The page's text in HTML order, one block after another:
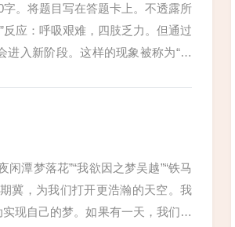
。将题目写在答题卡上。不透露所
应：呼吸艰难，四肢乏力。但通过
入新阶段。这样的现象被称为“第
潭梦落花”“我欲因之梦吴越”“铁马
冀，为我们打开更浩瀚的天空。我
现自己的梦。如果有一天，我们能